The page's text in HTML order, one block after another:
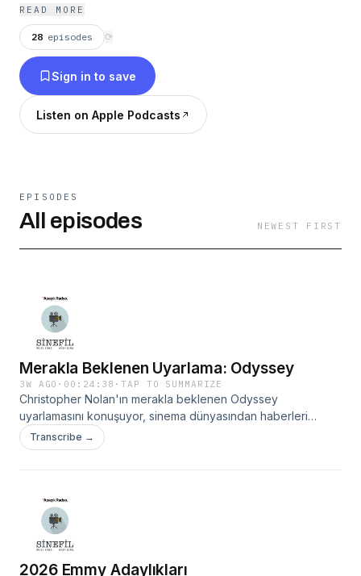
READ MORE
28 episodes ⟳
Sign in to save
Listen on Apple Podcasts
EPISODES
All episodes NEWEST FIRST
Merakla Beklenen Uyarlama: Odyssey
3W AGO · 00:24:38 ·TAP TO SUMMARIZE
Christopher Nolan'ın merakla beklenen Odyssey
uyarlamasını konuşuyor, sinema dünyasından haberleri
paylaşıyoruz.
Transcribe →
2026 Emmy Adaylıkları